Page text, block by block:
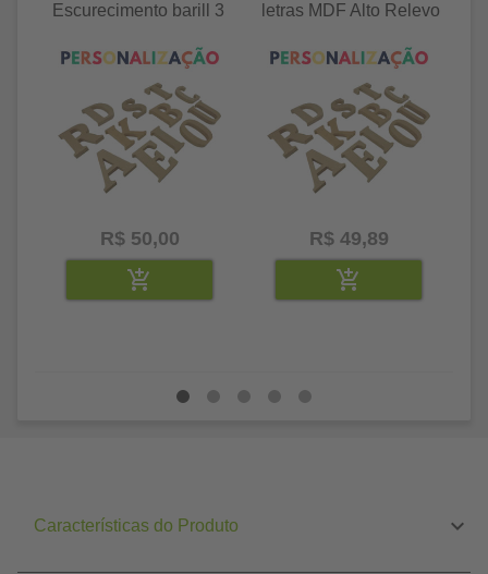
Escurecimento barill 3
R$ 50,00
letras MDF Alto Relevo
R$ 49,89
Características do Produto